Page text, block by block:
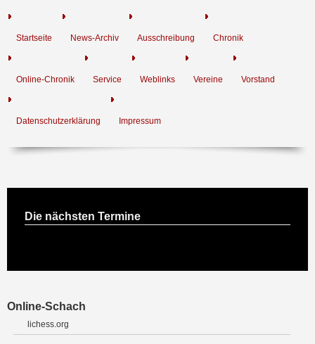
Startseite News-Archiv Ausschreibung Chronik
Online-Chronik Service Weblinks Vereine Vorstand
Datenschutzerklärung Impressum
Die nächsten Termine
Online-Schach
lichess.org